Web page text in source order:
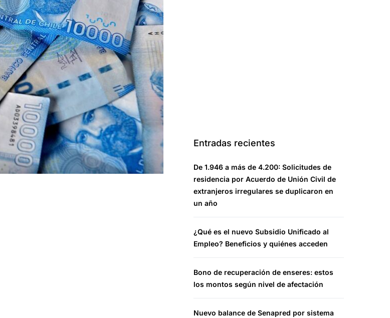
Entradas recientes
De 1.946 a más de 4.200: Solicitudes de
residencia por Acuerdo de Unión Civil de
extranjeros irregulares se duplicaron en
un año
¿Qué es el nuevo Subsidio Unificado al
Empleo? Beneficios y quiénes acceden
Bono de recuperación de enseres: estos
los montos según nivel de afectación
Nuevo balance de Senapred por sistema